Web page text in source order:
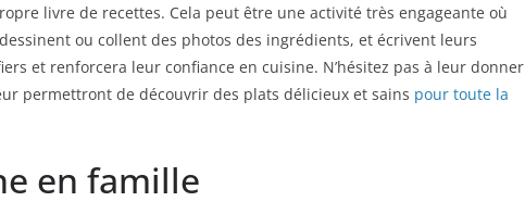
livre de recettes. Cela peut être une activité très engageante où
ou collent des photos des ingrédients, et écrivent leurs
et renforcera leur confiance en cuisine. N’hésitez pas à leur donner
permettront de découvrir des plats délicieux et sains pour toute la
en famille